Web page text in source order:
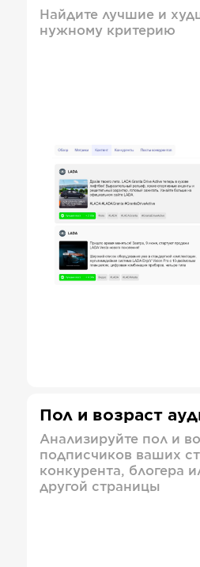
Найдите лучшие и
нужному критерию
Пол и возраст
Анализируйте пол и
подписчиков ваших
конкурента, блогера
другой страницы